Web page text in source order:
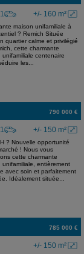
+/- 160 m²
1
maison unifamiliale à
? Remich Située
quartier calme et privilégié
cette charmante
unifamiliale centenaire
les...
790 000 €
+/- 150 m²
1
? Nouvelle opportunité
! Nous vous
cette charmante
unifamiliale, entièrement
avec soin et parfaitement
Idéalement située...
785 000 €
+/- 150 m²